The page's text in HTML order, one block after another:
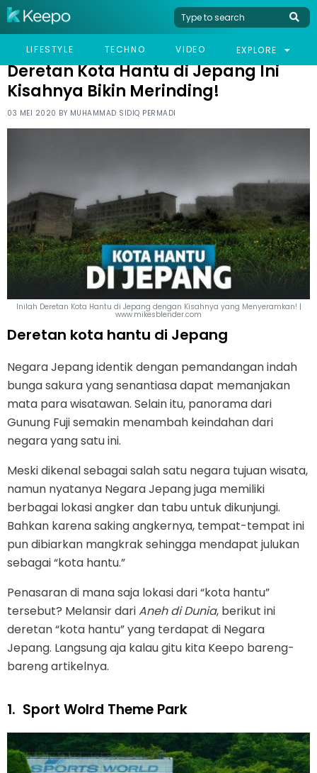
LIFESTYLE TECHNO VIDEO EXPLORE
HOME VIRAL DERETAN KOTA HANTU DI JEPANG INI KISAHNYA BIKIN MERINDING!
Deretan Kota Hantu di Jepang Ini
Kisahnya Bikin Merinding!
03 MEI 2020 BY MUHAMMAD SIDIQ PERMADI
Inilah Deretan Kota Hantu di Jepang dengan Kisahnya yang Menyeramkan! |
www.mikesblender.com
Deretan kota hantu di Jepang
Negara Jepang identik dengan pemandangan indah
bunga sakura yang senantiasa dapat memanjakan
mata para wisatawan. Selain itu, panorama dari
Gunung Fuji semakin menambah keindahan dari
negara yang satu ini.
Meski dikenal sebagai salah satu negara tujuan wisata,
namun nyatanya Negara Jepang juga memiliki
berbagai lokasi angker dan tabu untuk dikunjungi.
Bahkan karena saking angkernya, tempat-tempat ini
pun dibiarkan mangkrak sehingga mendapat julukan
sebagai “kota hantu.”
Penasaran di mana saja lokasi dari “kota hantu”
tersebut? Melansir dariAneh di Dunia, berikut ini
deretan “kota hantu” yang terdapat di Negara
Jepang. Langsung aja kalau gitu kita Keepo bareng-
bareng artikelnya.
1. Sport Wolrd Theme Park